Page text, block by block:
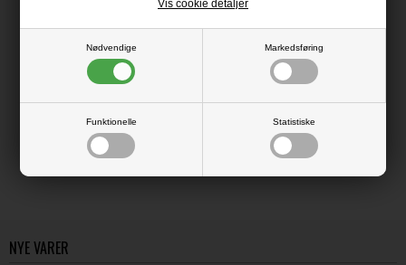
Nødvendige Markedsføring
Funktionelle Statistiske
Vis cookie detaljer
Pakke med 10 ark i str. 12x12" (ca. 30,5 x 30,5 cm).
LÆS OG BLIV INSPIRERET
Læs flere artikler...
NYE VARER